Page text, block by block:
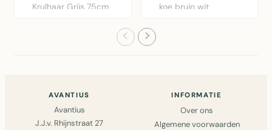
Krulhaar Grijs 75cm
koe bruin wit
AVANTIUS
Avantius
J.J.v. Rhijnstraat 27
INFORMATIE
Over ons
Algemene voorwaarden